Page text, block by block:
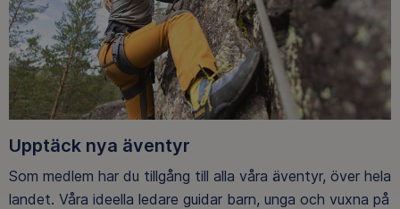
Upptäck nya äventyr
Som medlem har du tillgång till alla våra äventyr, över hela
landet. Våra ideella ledare guidar barn, unga och vuxna på